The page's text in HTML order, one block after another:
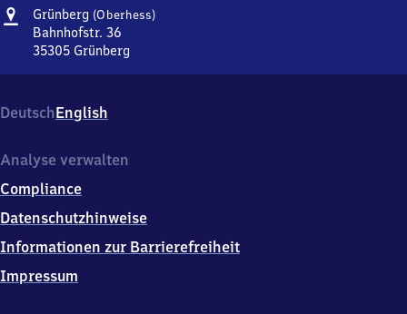
Adresse
Grünberg (Oberhess)Grünberg
Bahnhofstr. 36
35305 Grünberg
Bahnhofstr.
36,
5
0
5
DeutschEnglish
Analyse verwalten
Compliance
Datenschutzhinweise
Informationen zur Barrierefreiheit
Impressum